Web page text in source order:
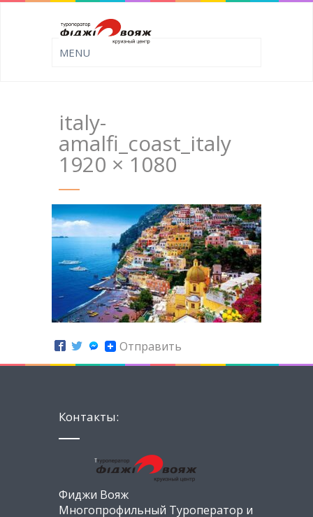
italy-
amalfi_coast_italy
1920 × 1080
Отправить
Контакты:
Фиджи Вояж
Многопрофильный Туроператор и